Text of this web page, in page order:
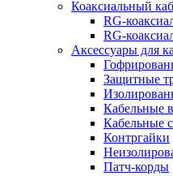
Коаксиальный
RG-
RG-
Аксессуары для
Защитные
Кабельные
Кабельные
Контргайки
Патч-корды